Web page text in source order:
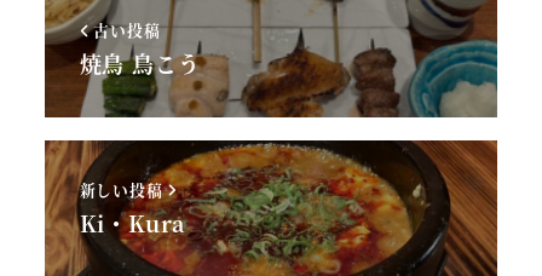
古い投稿
焼鳥 鳥こう
新しい投稿
Ki・Kura